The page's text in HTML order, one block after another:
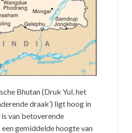
Bhutan (Druk Yul, het
draak’) ligt hoog in
van betoverende
gemiddelde hoogte van